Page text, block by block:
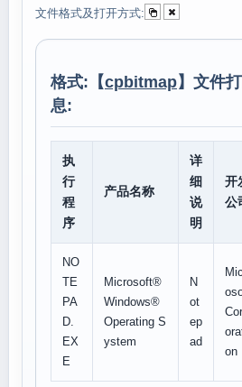
文件格式及打开方式:
格式:【cpbitmap】文件
息:
执
行
程
序
产品名称
详
细
说
明
开
公
NO
TE
PA
D.
EX
E
Microsoft®
Windows®
Operating S
ystem
N
ot
ep
ad
on